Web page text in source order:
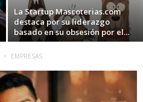
La Startup Mascoterias.com
destaca por su liderazgo
basado en su obsesión por el...
EMPRESAS